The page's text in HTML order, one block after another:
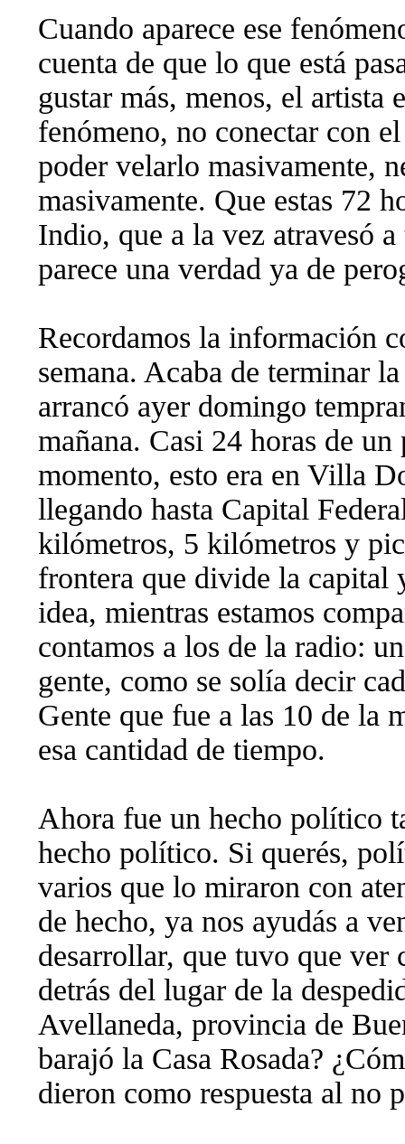
Cuando aparece ese
cuenta de que lo que está
gustar más, menos, el artista
fenómeno, no conectar con
poder velarlo masivamente,
masivamente. Que estas 72
Indio, que a la vez atravesó
parece una verdad ya de
Recordamos la información
semana. Acaba de terminar
arrancó ayer domingo
mañana. Casi 24 horas de
momento, esto era en Villa
llegando hasta Capital
kilómetros, 5 kilómetros y
frontera que divide la capital
idea, mientras estamos
contamos a los de la radio:
gente, como se solía decir
Gente que fue a las 10 de la
esa cantidad de tiempo.
Ahora fue un hecho político
hecho político. Si querés,
varios que lo miraron con
de hecho, ya nos ayudás a
desarrollar, que tuvo que ver
detrás del lugar de la
Avellaneda, provincia de
barajó la Casa Rosada?
dieron como respuesta al no